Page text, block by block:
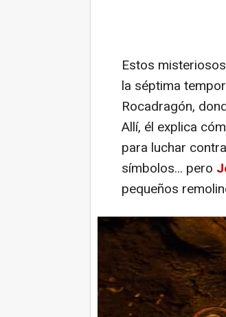
Estos
la séptima
Rocadragón,
Allí, él explica
para luchar
símbolos... pero
pequeños